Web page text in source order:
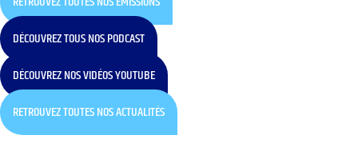
DÉCOUVREZ TOUS NOS PODCAST
DÉCOUVREZ NOS VIDÉOS YOUTUBE
RETROUVEZ TOUTES NOS ACTUALITÉS